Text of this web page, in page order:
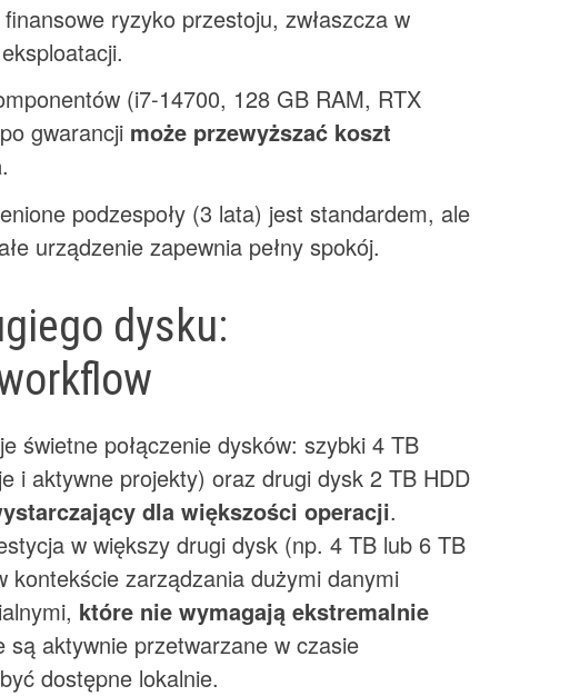
ryzyko przestoju, zwłaszcza w
(i7-14700, 128 GB RAM, RTX
gwarancji może przewyższać koszt
.
podzespoły (3 lata) jest standardem, ale
urządzenie zapewnia pełny spokój.
dysku:
świetne połączenie dysków: szybki 4 TB
i aktywne projekty) oraz drugi dysk 2 TB HDD
dla większości operacji.
w większy drugi dysk (np. 4 TB lub 6 TB
kontekście zarządzania dużymi danymi
które nie wymagają ekstremalnie
są aktywnie przetwarzane w czasie
dostępne lokalnie.